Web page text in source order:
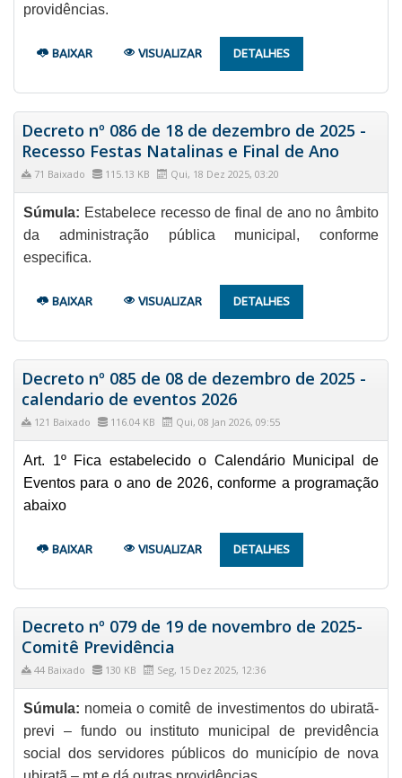
providências.
BAIXAR VISUALIZAR DETALHES
Decreto nº 086 de 18 de dezembro de 2025 -
Recesso Festas Natalinas e Final de Ano
71 Baixado 115.13 KB Qui, 18 Dez 2025, 03:20
Súmula: Estabelece recesso de final de ano no âmbito
da administração pública municipal, conforme
especifica.
BAIXAR VISUALIZAR DETALHES
Decreto nº 085 de 08 de dezembro de 2025 -
calendario de eventos 2026
121 Baixado 116.04 KB Qui, 08 Jan 2026, 09:55
Art. 1º Fica estabelecido o Calendário Municipal de
Eventos para o ano de 2026, conforme a programação
abaixo
BAIXAR VISUALIZAR DETALHES
Decreto nº 079 de 19 de novembro de 2025-
Comitê Previdência
44 Baixado 130 KB Seg, 15 Dez 2025, 12:36
Súmula: nomeia o comitê de investimentos do ubiratã-
previ – fundo ou instituto municipal de previdência
social dos servidores públicos do município de nova